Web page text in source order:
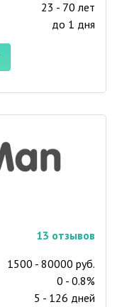
23 - 70 лет
до 1 дня
13 отзывов
1500 - 80000 руб.
0 - 0.8%
5 - 126 дней